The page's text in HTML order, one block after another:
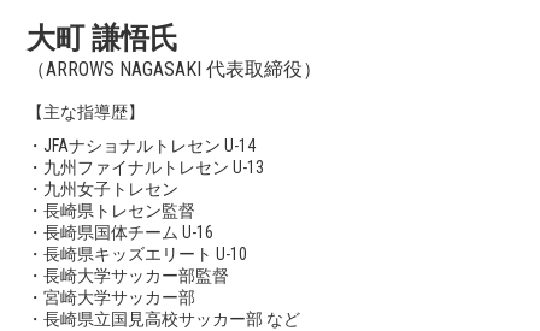
大町 謙悟氏
（ARROWS NAGASAKI 代表取締役）
【主な指導歴】
・JFAナショナルトレセン U-14
・九州ファイナルトレセン U-13
・九州女子トレセン
・長崎県トレセン監督
・長崎県国体チーム U-16
・長崎県キッズエリート U-10
・長崎大学サッカー部監督
・宮崎大学サッカー部
・長崎県立国見高校サッカー部 など